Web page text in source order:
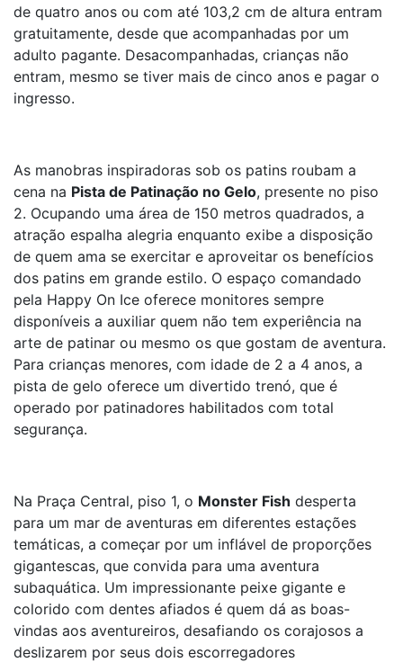
de quatro anos ou com até 103,2 cm de altura entram
gratuitamente, desde que acompanhadas por um
adulto pagante. Desacompanhadas, crianças não
entram, mesmo se tiver mais de cinco anos e pagar o
ingresso.
As manobras inspiradoras sob os patins roubam a
cena na Pista de Patinação no Gelo, presente no piso
2. Ocupando uma área de 150 metros quadrados, a
atração espalha alegria enquanto exibe a disposição
de quem ama se exercitar e aproveitar os benefícios
dos patins em grande estilo. O espaço comandado
pela Happy On Ice oferece monitores sempre
disponíveis a auxiliar quem não tem experiência na
arte de patinar ou mesmo os que gostam de aventura.
Para crianças menores, com idade de 2 a 4 anos, a
pista de gelo oferece um divertido trenó, que é
operado por patinadores habilitados com total
segurança.
Na Praça Central, piso 1, o Monster Fish desperta
para um mar de aventuras em diferentes estações
temáticas, a começar por um inflável de proporções
gigantescas, que convida para uma aventura
subaquática. Um impressionante peixe gigante e
colorido com dentes afiados é quem dá as boas-
vindas aos aventureiros, desafiando os corajosos a
deslizarem por seus dois escorregadores